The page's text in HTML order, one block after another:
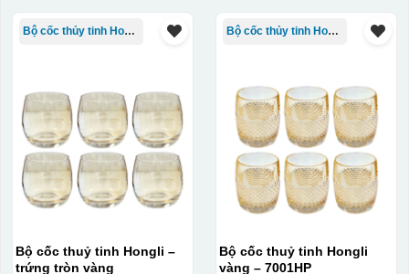
Bộ cốc thủy tinh Hongli
Bộ cốc thuỷ tinh Hongli –
trứng tròn vàng
Bộ cốc thủy tinh Hongli
Bộ cốc thuỷ tinh Hongli
vàng – 7001HP